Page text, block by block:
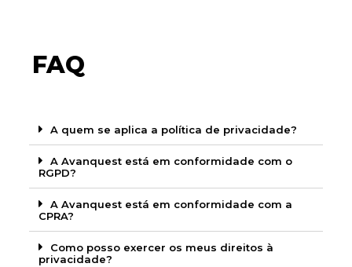
FAQ
A quem se aplica a política de privacidade?
A Avanquest está em conformidade com o
RGPD?
A Avanquest está em conformidade com a
CPRA?
Como posso exercer os meus direitos à
privacidade?